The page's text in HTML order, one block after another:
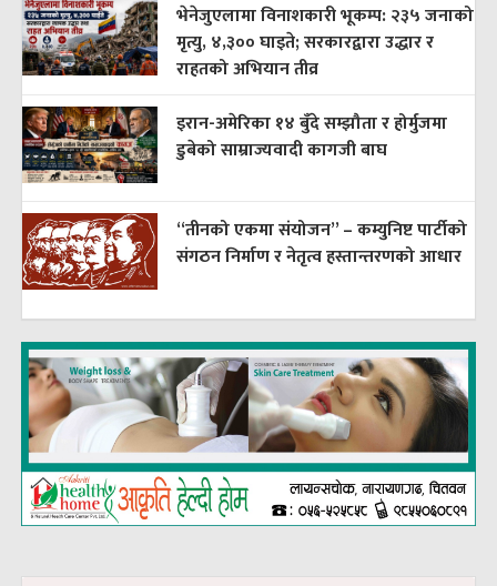
भेनेजुएलामा विनाशकारी भूकम्प: २३५ जनाको
मृत्यु, ४,३०० घाइते; सरकारद्वारा उद्धार र
राहतको अभियान तीव्र
इरान-अमेरिका १४ बुँदे सम्झौता र होर्मुजमा
डुबेको साम्राज्यवादी कागजी बाघ
“तीनको एकमा संयोजन” – कम्युनिष्ट पार्टीको
संगठन निर्माण र नेतृत्व हस्तान्तरणको आधार